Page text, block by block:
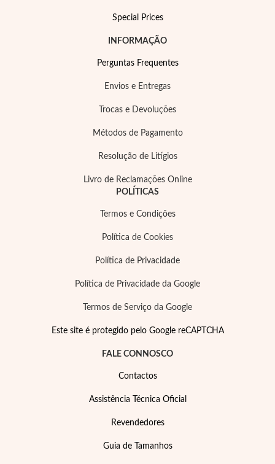
Special Prices
INFORMAÇÃO
Perguntas Frequentes
Envios e Entregas
Trocas e Devoluções
Métodos de Pagamento
Resolução de Litígios
Livro de Reclamações Online
POLÍTICAS
Termos e Condições
Política de Cookies
Política de Privacidade
Política de Privacidade da Google
Termos de Serviço da Google
Este site é protegido pelo Google reCAPTCHA
FALE CONNOSCO
Contactos
Assistência Técnica Oficial
Revendedores
Guia de Tamanhos